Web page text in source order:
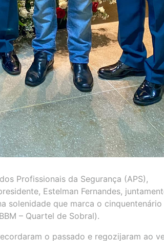
Profissionais da Segurança (APS),
Estelman Fernandes,
solenidade que marca o cinquentenário
– Quartel de Sobral).
o passado e regozijaram ao